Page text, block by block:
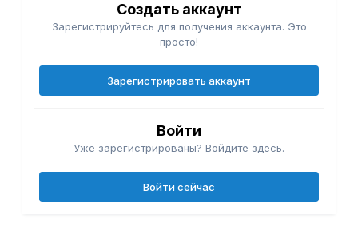
Создать аккаунт
Зарегистрируйтесь для получения аккаунта. Это
просто!
Зарегистрировать аккаунт
Войти
Уже зарегистрированы? Войдите здесь.
Войти сейчас